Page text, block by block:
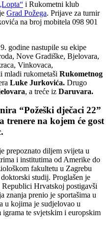
i Rukometni klub
Grad Požega. Prijave za turnir
na broj mobitela 098 901
godine nastupile su ekipe
Nove Gradiške, Bjelovara,
Vinkovaca,
mladi rukometaši Rukometnog
Luke Jurkovića. Drugo
, a treće iz Daruvara.
“Požeški dječaci 22”
trenere na kojem će gost
.
prepoznato diljem svijeta u
i institutima od Amerike do
fakultetu u Zagrebu
studij. Proglašen je
Hrvatskoj postigavši
znanja prenio je sportašima u
u kojima je sudjelovao u
te svjetskim i europskim